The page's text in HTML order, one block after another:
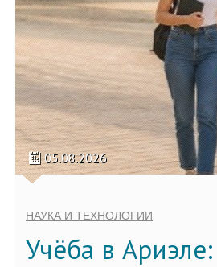
05.08.2026
НАУКА И ТЕХНОЛОГИИ
Учёба в